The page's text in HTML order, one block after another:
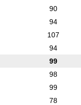
90
94
107
94
99
98
99
78